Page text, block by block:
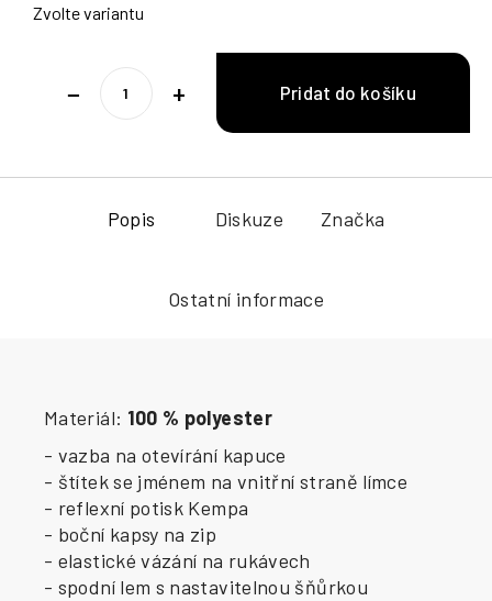
Zvolte variantu
+
−
Popis Diskuze Značka
Ostatní informace
Materiál: 100 % polyester
- vazba na otevírání kapuce
- štítek se jménem na vnitřní straně límce
- reflexní potisk Kempa
- boční kapsy na zip
- elastické vázání na rukávech
- spodní lem s nastavitelnou šňůrkou